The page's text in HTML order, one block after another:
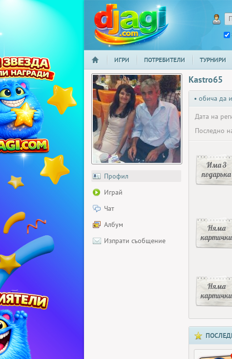
djagi.com
НАЧАЛО
ИГРИ ПОТРЕБИТЕЛИ ТУРНИРИ
Профил
Играй
Чат
Албум
Изпрати съобщение
Kastro65
• обича да
Дата на
Последно
Има 3
подаръка
Няма
картички
Няма
картички